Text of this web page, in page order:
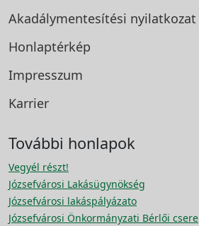
Akadálymentesítési nyilatkozat
Honlaptérkép
Impresszum
Karrier
További honlapok
Vegyél részt!
Józsefvárosi Lakásügynökség
Józsefvárosi lakáspályázato
Józsefvárosi Önkormányzati Bérlői csere